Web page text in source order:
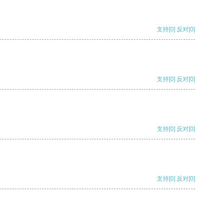
支持[0] 反对[0]
支持[0] 反对[0]
支持[0] 反对[0]
支持[0] 反对[0]